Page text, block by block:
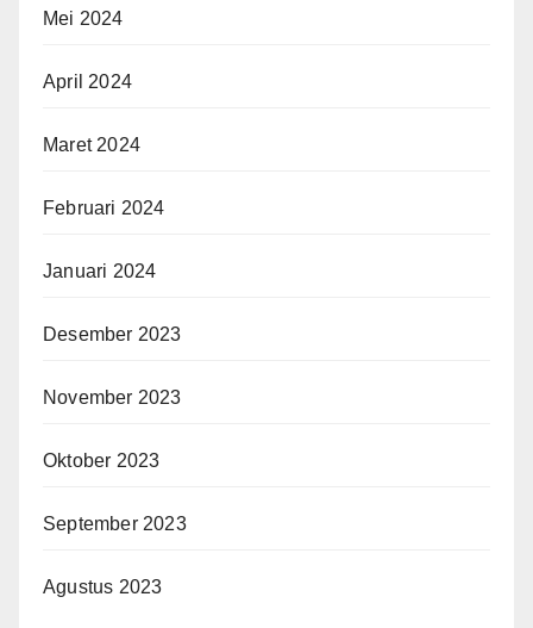
Mei 2024
April 2024
Maret 2024
Februari 2024
Januari 2024
Desember 2023
November 2023
Oktober 2023
September 2023
Agustus 2023